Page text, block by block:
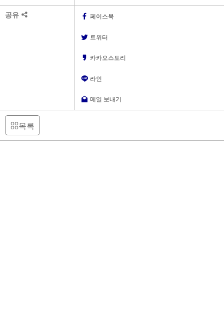
공유 페이스북
트위터
카카오스토리
라인
메일 보내기
목록